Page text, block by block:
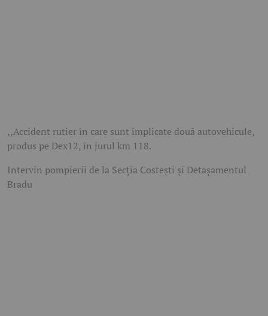
,,Accident rutier în care sunt implicate două autovehicule,
produs pe Dex12, în jurul km 118.
Intervin pompierii de la Secția Costești și Detașamentul
Bradu